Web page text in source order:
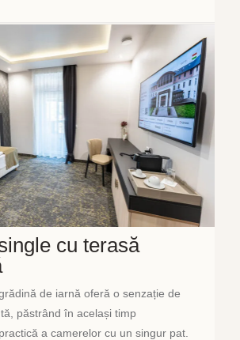
cu terasă
de iarnă oferă o senzație de
păstrând în același timp
a camerelor cu un singur pat.